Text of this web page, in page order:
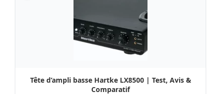
Tête d’ampli basse Hartke LX8500 | Test, Avis &
Comparatif